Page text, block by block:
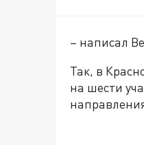
– написал
Так, в
на шести